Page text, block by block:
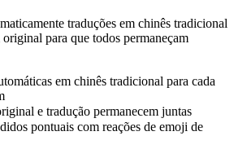
traduções em chinês tradicional
para que todos permaneçam
em chinês tradicional para cada
e tradução permanecem juntas
pontuais com reações de emoji de